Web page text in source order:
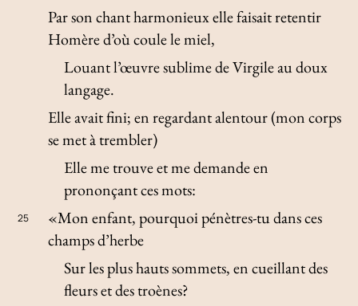
Par son chant harmonieux elle faisait retentir
Homère d’où coule le miel,
Louant l’œuvre sublime de Virgile au doux
langage.
Elle avait fini; en regardant alentour (mon corps
se met à trembler)
Elle me trouve et me demande en
prononçant ces mots:
25
«Mon enfant, pourquoi pénètres-tu dans ces
champs d’herbe
Sur les plus hauts sommets, en cueillant des
fleurs et des troènes?